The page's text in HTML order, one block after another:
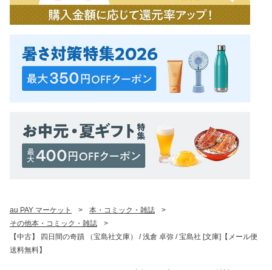
au PAY マーケット > 本・コミック・雑誌
>
その他本・コミック・雑誌
>
【中古】 四日間の奇蹟 （宝島社文庫） / 浅倉 卓弥 / 宝島社 [文庫]【メール便
送料無料】